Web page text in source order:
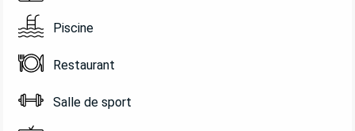
Piscine
Restaurant
Salle de sport